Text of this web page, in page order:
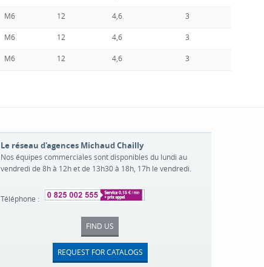
M6 12 4,6 3
M6 12 4,6 3
M6 12 4,6 3
Le réseau d'agences Michaud Chailly
Nos équipes commerciales sont disponibles du lundi au
vendredi de 8h à 12h et de 13h30 à 18h, 17h le vendredi.
Téléphone :
FIND US
REQUEST FOR CATALOGS